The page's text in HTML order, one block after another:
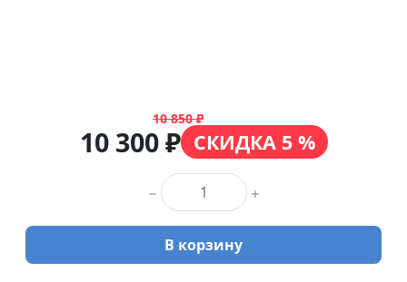
10 850 ₽
10 300 ₽ СКИДКА 5 %
Количество товара
В корзину